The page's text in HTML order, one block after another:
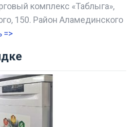
комплекс «Таблыга»,
150. Район Аламединского
=>